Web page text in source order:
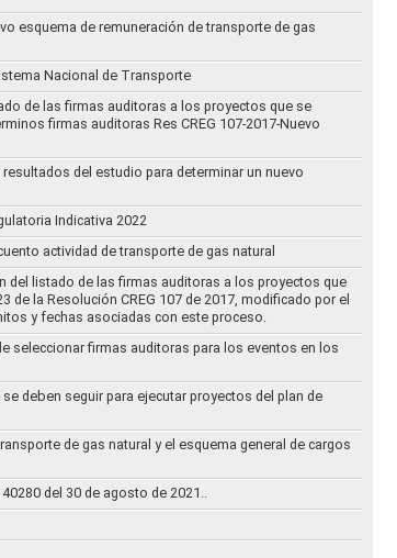
esquema de remuneración de transporte de gas
Nacional de Transporte
de las firmas auditoras a los proyectos que se
firmas auditoras Res CREG 107-2017-Nuevo
del estudio para determinar un nuevo
Indicativa 2022
actividad de transporte de gas natural
del listado de las firmas auditoras a los proyectos que
la Resolución CREG 107 de 2017, modificado por el
y fechas asociadas con este proceso.
seleccionar firmas auditoras para los eventos en los
deben seguir para ejecutar proyectos del plan de
de gas natural y el esquema general de cargos
del 30 de agosto de 2021..